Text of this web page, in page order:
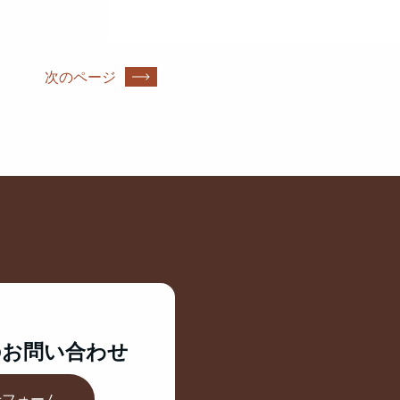
次のページ
お問い合わせ